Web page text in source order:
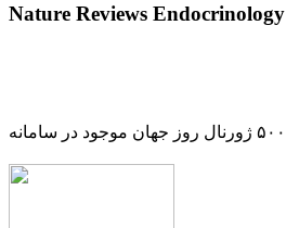
Nature Reviews Endocrinology